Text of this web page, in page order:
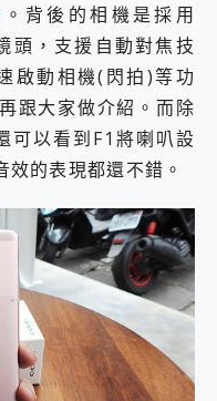
。背後的相機是採用
頭，支援自動對焦技
啟動相機(閃拍)等功
跟大家做介紹。而除
可以看到F1將喇叭設
的表現都還不錯。